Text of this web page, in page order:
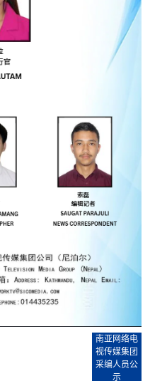
南亚网络电
视传媒集团
采编人员公
示